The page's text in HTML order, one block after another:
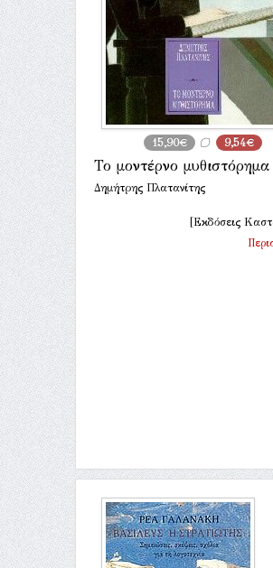
15,90€ 9,54€
Το μοντέρνο μυθιστόρημα
Δημήτρης Πλατανίτης
[Εκδόσεις